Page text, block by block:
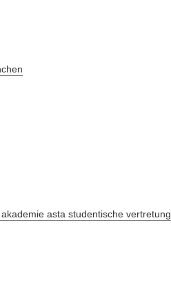
asta studentische vertretung